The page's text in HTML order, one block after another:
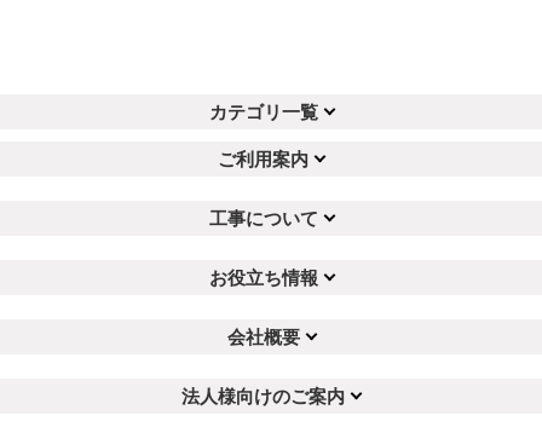
カテゴリ一覧
ご利用案内
工事について
お役立ち情報
会社概要
法人様向けのご案内